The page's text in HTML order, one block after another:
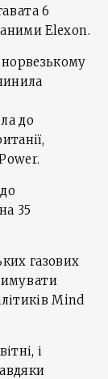
6
Elexon.
до
35
газових
Mind
і